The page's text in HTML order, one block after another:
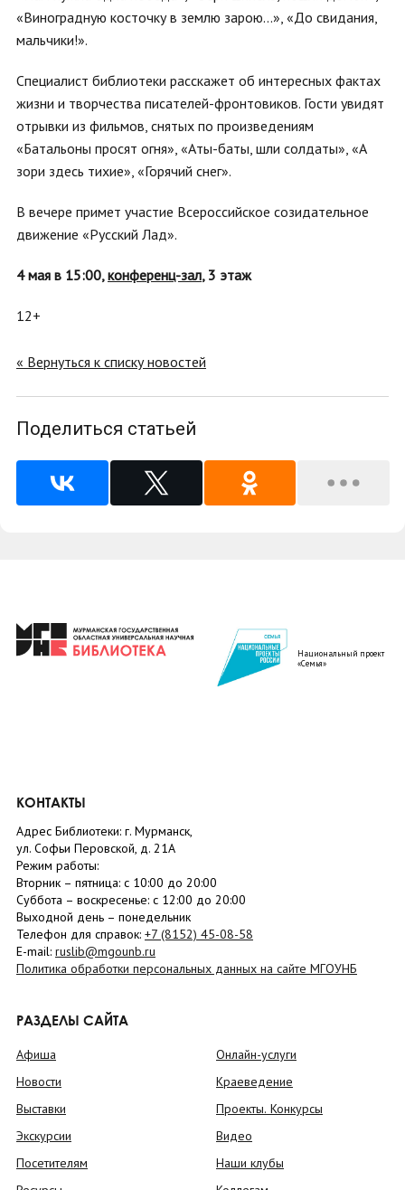
«Виноградную косточку в землю зарою...», «До свидания,
мальчики!».
Специалист библиотеки расскажет об интересных фактах
жизни и творчества писателей-фронтовиков. Гости увидят
отрывки из фильмов, снятых по произведениям
«Батальоны просят огня», «Аты-баты, шли солдаты», «А
зори здесь тихие», «Горячий снег».
В вечере примет участие Всероссийское созидательное
движение «Русский Лад».
4 мая в 15:00,конференц-зал, 3 этаж
12+
« Вернуться к списку новостей
Поделиться статьей
Национальный проект
«Семья»
КОНТАКТЫ
Адрес Библиотеки: г. Мурманск,
ул. Софьи Перовской, д. 21А
Режим работы:
Вторник – пятница: с 10:00 до 20:00
Суббота – воскресенье: c 12:00 до 20:00
Выходной день – понедельник
Телефон для справок: +7 (8152) 45-08-58
E-mail: ruslib@mgounb.ru
Политика обработки персональных данных на сайте МГОУНБ
РАЗДЕЛЫ САЙТА
Афиша
Новости
Выставки
Экскурсии
Посетителям
Онлайн-услуги
Краеведение
Проекты. Конкурсы
Видео
Наши клубы